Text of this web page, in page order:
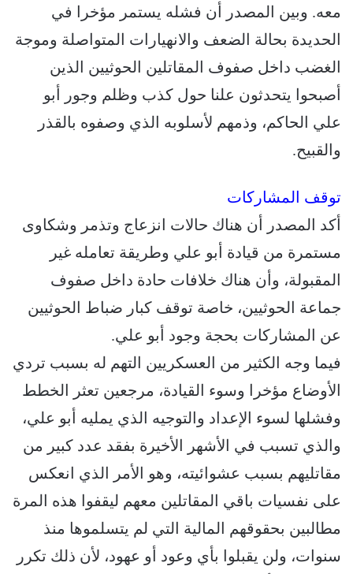
معه. وبين المصدر أن فشله يستمر مؤخرا في
الحديدة بحالة الضعف والانهيارات المتواصلة وموجة
الغضب داخل صفوف المقاتلين الحوثيين الذين
أصبحوا يتحدثون علنا حول كذب وظلم وجور أبو
علي الحاكم، وذمهم لأسلوبه الذي وصفوه بالقذر
والقبيح.
توقف المشاركات
أكد المصدر أن هناك حالات انزعاج وتذمر وشكاوى
مستمرة من قيادة أبو علي وطريقة تعامله غير
المقبولة، وأن هناك خلافات حادة داخل صفوف
جماعة الحوثيين، خاصة توقف كبار ضباط الحوثيين
عن المشاركات بحجة وجود أبو علي.
فيما وجه الكثير من العسكريين التهم له بسبب تردي
الأوضاع مؤخرا وسوء القيادة، مرجعين تعثر الخطط
وفشلها لسوء الإعداد والتوجيه الذي يمليه أبو علي،
والذي تسبب في الأشهر الأخيرة بفقد عدد كبير من
مقاتليهم بسبب عشوائيته، وهو الأمر الذي انعكس
على نفسيات باقي المقاتلين معهم ليقفوا هذه المرة
مطالبين بحقوقهم المالية التي لم يتسلموها منذ
سنوات، ولن يقبلوا بأي وعود أو عهود، لأن ذلك تكرر